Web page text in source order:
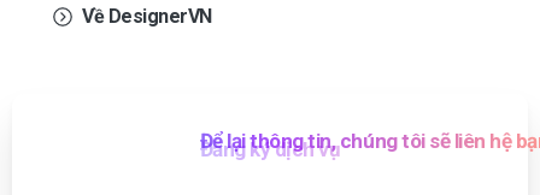
Về DesignerVN
Đăng ký dịch vụ